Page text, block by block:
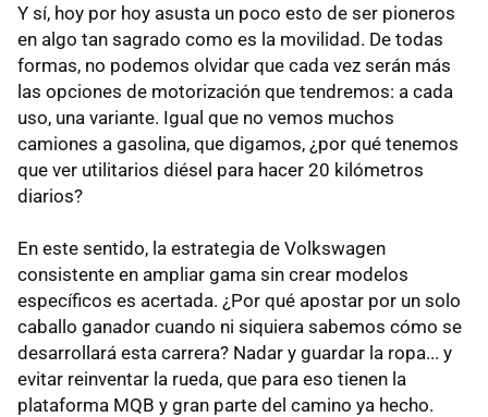
Y sí, hoy por hoy asusta un poco esto de ser pioneros
en algo tan sagrado como es la movilidad. De todas
formas, no podemos olvidar que cada vez serán más
las opciones de motorización que tendremos: a cada
uso, una variante. Igual que no vemos muchos
camiones a gasolina, que digamos, ¿por qué tenemos
que ver utilitarios diésel para hacer 20 kilómetros
diarios?
En este sentido, la estrategia de Volkswagen
consistente en ampliar gama sin crear modelos
específicos es acertada. ¿Por qué apostar por un solo
caballo ganador cuando ni siquiera sabemos cómo se
desarrollará esta carrera? Nadar y guardar la ropa... y
evitar reinventar la rueda, que para eso tienen la
plataforma MQB y gran parte del camino ya hecho.